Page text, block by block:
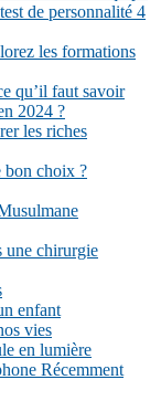
de personnalité 4
les formations
qu’il faut savoir
2024 ?
les riches
bon choix ?
une chirurgie
enfant
vies
en lumière
Récemment